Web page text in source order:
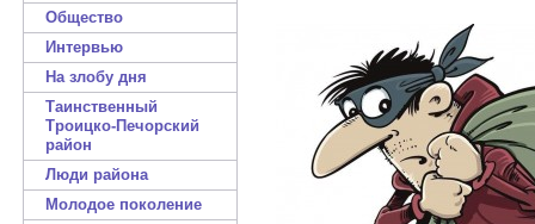
Общество
Интервью
На злобу дня
Таинственный
Троицко-Печорский
район
Люди района
Молодое поколение